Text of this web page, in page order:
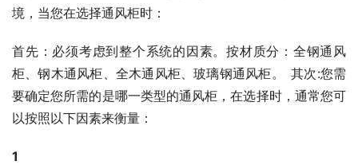
境，当您在选择通风柜时：
首先：必须考虑到整个系统的因素。按材质分：全钢通风
柜、钢木通风柜、全木通风柜、玻璃钢通风柜。 其次:您需
要确定您所需的是哪一类型的通风柜，在选择时，通常您可
以按照以下因素来衡量：
1